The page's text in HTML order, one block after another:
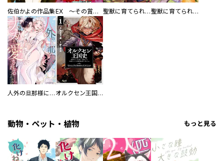
佐伯かよの作品集 EX ～その賞金稼ぎは、世界の出口を探す～【単行本版】 聖獣に育てられた少年の異世界ゆるり放浪記～神様からもらったチート魔法で、仲間たちとスローライフを満喫中～ 聖獣に育てられた少年の異世界ゆるり放浪記～神様からもらったチート魔法で、仲間たちとスローライフを満喫中～【分冊版】
人外の旦那様に娶られ毎晩ナカまで愛される…。アンソロジー オルクセン王国史
動物・ペット・植物 もっと見る